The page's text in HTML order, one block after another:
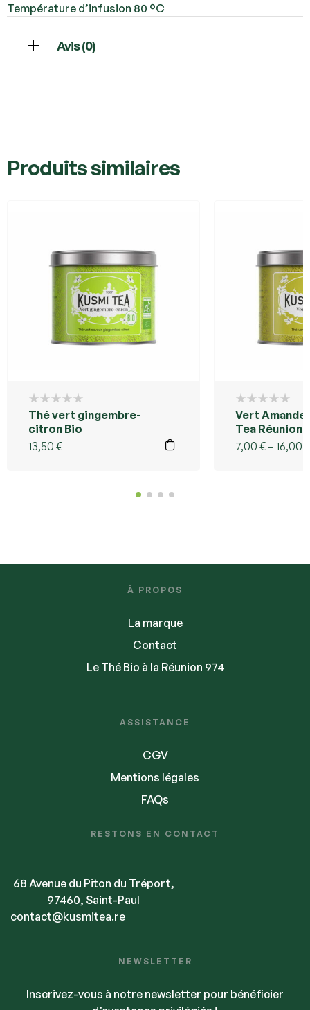
Température d’infusion 80 °C
Avis (0)
Produits similaires
Thé vert gingembre-
citron Bio
13,50 €
Vert Amande
Tea Réunion
7,00 €– 16,00
À PROPOS
La marque
Contact
Le Thé Bio à la Réunion 974
ASSISTANCE
CGV
Mentions légales
FAQs
RESTONS EN CONTACT
68 Avenue du Piton du Tréport,
97460, Saint-Paul
contact@kusmitea.re
NEWSLETTER
Inscrivez-vous à notre newsletter pour bénéficier